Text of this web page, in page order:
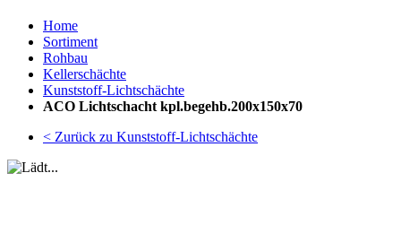
Home
Sortiment
Rohbau
Kellerschächte
Kunststoff-Lichtschächte
ACO Lichtschacht kpl.begehb.200x150x70
< Zurück zu Kunststoff-Lichtschächte